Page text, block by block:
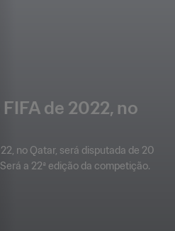
de 2022, no
no Qatar, será disputada de 20
a 22ª edição da competição.